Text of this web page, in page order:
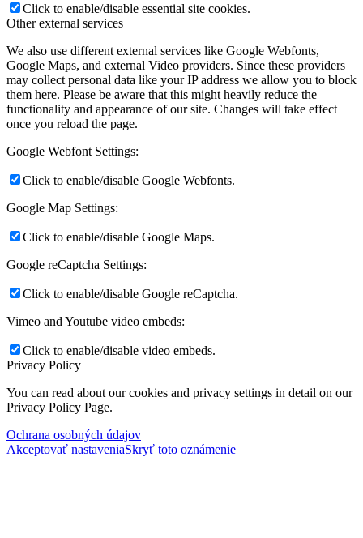
Click to enable/disable essential site cookies.
Other external services
We also use different external services like Google Webfonts,
Google Maps, and external Video providers. Since these providers
may collect personal data like your IP address we allow you to block
them here. Please be aware that this might heavily reduce the
functionality and appearance of our site. Changes will take effect
once you reload the page.
Google Webfont Settings:
Click to enable/disable Google Webfonts.
Google Map Settings:
Click to enable/disable Google Maps.
Google reCaptcha Settings:
Click to enable/disable Google reCaptcha.
Vimeo and Youtube video embeds:
Click to enable/disable video embeds.
Privacy Policy
You can read about our cookies and privacy settings in detail on our
Privacy Policy Page.
Ochrana osobných údajov
Akceptovať nastaveniaSkryť toto oznámenie